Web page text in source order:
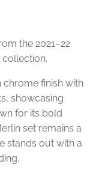
the 2021–22
collection.
chrome finish with
showcasing
for its bold
set remains a
stands out with a